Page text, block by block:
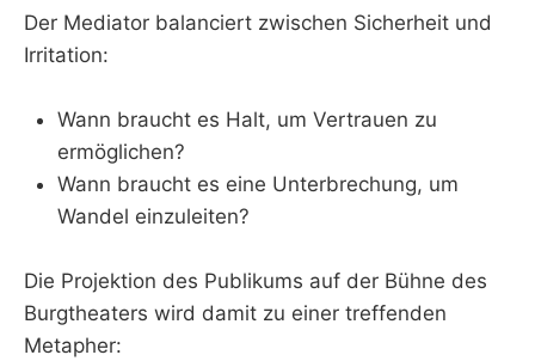
Der Mediator balanciert zwischen Sicherheit und
Irritation:
Wann braucht es Halt, um Vertrauen zu
ermöglichen?
Wann braucht es eine Unterbrechung, um
Wandel einzuleiten?
Die Projektion des Publikums auf der Bühne des
Burgtheaters wird damit zu einer treffenden
Metapher: